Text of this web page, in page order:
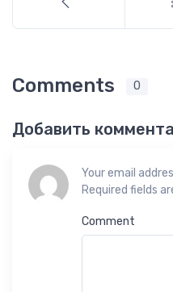
Comments 0
Добавить
Your email
Required fields
Comment